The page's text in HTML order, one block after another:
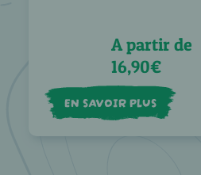
A partir de
16,90€
EN SAVOIR PLUS